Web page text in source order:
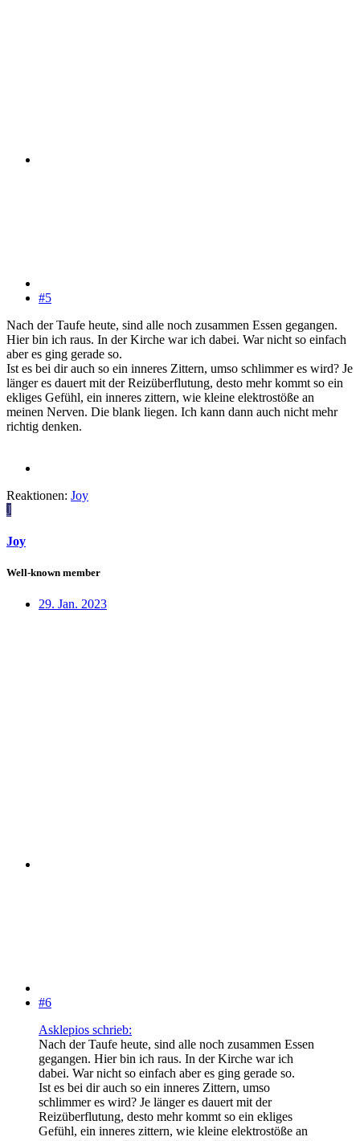
#5
Nach der Taufe heute, sind alle noch zusammen Essen gegangen.
Hier bin ich raus. In der Kirche war ich dabei. War nicht so einfach
aber es ging gerade so.
Ist es bei dir auch so ein inneres Zittern, umso schlimmer es wird? Je
länger es dauert mit der Reizüberflutung, desto mehr kommt so ein
ekliges Gefühl, ein inneres zittern, wie kleine elektrostöße an
meinen Nerven. Die blank liegen. Ich kann dann auch nicht mehr
richtig denken.
Reaktionen: Joy
J
Joy
Well-known member
29. Jan. 2023
#6
Asklepios schrieb:
Nach der Taufe heute, sind alle noch zusammen Essen
gegangen. Hier bin ich raus. In der Kirche war ich
dabei. War nicht so einfach aber es ging gerade so.
Ist es bei dir auch so ein inneres Zittern, umso
schlimmer es wird? Je länger es dauert mit der
Reizüberflutung, desto mehr kommt so ein ekliges
Gefühl, ein inneres zittern, wie kleine elektrostöße an